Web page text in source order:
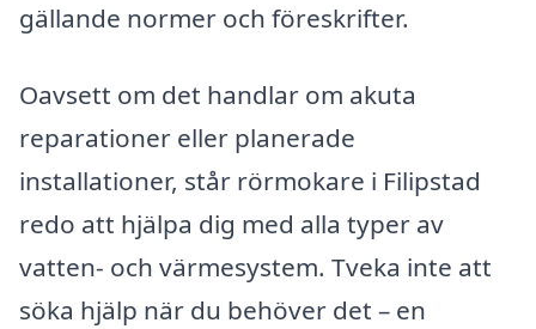
gällande normer och föreskrifter.
Oavsett om det handlar om akuta
reparationer eller planerade
installationer, står rörmokare i Filipstad
redo att hjälpa dig med alla typer av
vatten- och värmesystem. Tveka inte att
söka hjälp när du behöver det – en